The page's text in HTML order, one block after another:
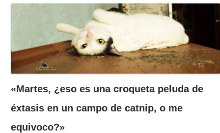
«Martes, ¿eso es una croqueta peluda de
éxtasis en un campo de catnip, o me
equivoco?»